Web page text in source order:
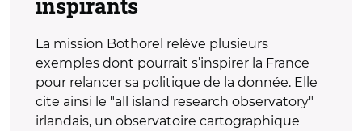
La mission Bothorel relève plusieurs
exemples dont pourrait s’inspirer la France
pour relancer sa politique de la donnée. Elle
cite ainsi le "all island research observatory"
irlandais, un observatoire cartographique